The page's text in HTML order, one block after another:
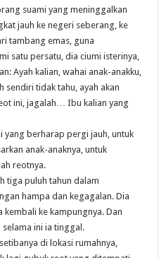
suami yang meninggalkan
jauh ke negeri seberang, ke
tambang emas, guna
satu persatu, dia ciumi isterinya,
Ayah kalian, wahai anak-anakku,
sendiri tidak tahu, ayah akan
ini, jagalah… Ibu kalian yang
yang berharap pergi jauh, untuk
anak-anaknya, untuk
reotnya.
tiga puluh tahun dalam
hampa dan kegagalan. Dia
kembali ke kampungnya. Dan
ini ia tinggal.
di lokasi rumahnya,